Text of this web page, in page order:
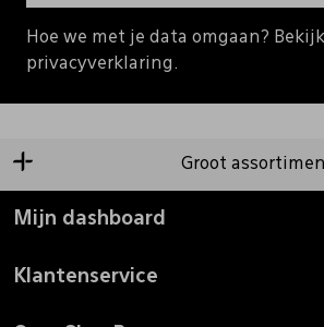
Hoe we met je data omgaan?
privacyverklaring.
Groot
Mijn dashboard
Klantenservice